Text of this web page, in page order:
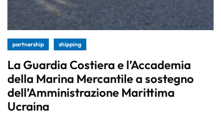
partnership shipping
La Guardia Costiera e l’Accademia
della Marina Mercantile a sostegno
dell’Amministrazione Marittima
Ucraina